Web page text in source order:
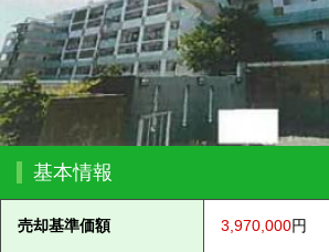
基本情報
売却基準価額 3,970,000円